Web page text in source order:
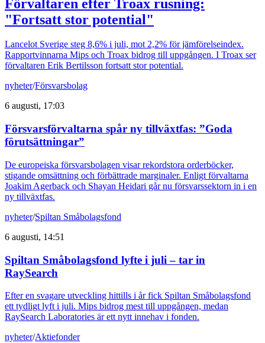
Förvaltaren efter Troax rusning:
"Fortsatt stor potential"
Lancelot Sverige steg 8,6% i juli, mot 2,2% för jämförelseindex.
Rapportvinnarna Mips och Troax bidrog till uppgången. I Troax ser
förvaltaren Erik Bertilsson fortsatt stor potential.
nyheter/Försvarsbolag
6 augusti, 17:03
Försvarsförvaltarna spår ny tillväxtfas: ”Goda
förutsättningar”
De europeiska försvarsbolagen visar rekordstora orderböcker,
stigande omsättning och förbättrade marginaler. Enligt förvaltarna
Joakim Agerback och Shayan Heidari går nu försvarssektorn in i en
ny tillväxtfas.
nyheter/Spiltan Småbolagsfond
6 augusti, 14:51
Spiltan Småbolagsfond lyfte i juli – tar in
RaySearch
Efter en svagare utveckling hittills i år fick Spiltan Småbolagsfond
ett tydligt lyft i juli. Mips bidrog mest till uppgången, medan
RaySearch Laboratories är ett nytt innehav i fonden.
nyheter/Aktiefonder